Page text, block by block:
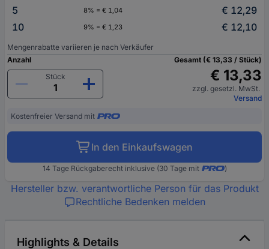
5
8% = € 1,04
€ 12,29
10
9% = € 1,23 € 12,10
Mengenrabatte variieren je nach Verkäufer
Anzahl
Stück
Gesamt (€ 13,33 / Stück)
€ 13,33
zzgl. gesetzl. MwSt.
Versand
Kostenfreier Versand mit
In den Einkaufswagen
14 Tage Rückgaberecht inklusive (30 Tage mit )
Hersteller bzw. verantwortliche Person für das Produkt
Rechtliche Bedenken melden
Highlights & Details